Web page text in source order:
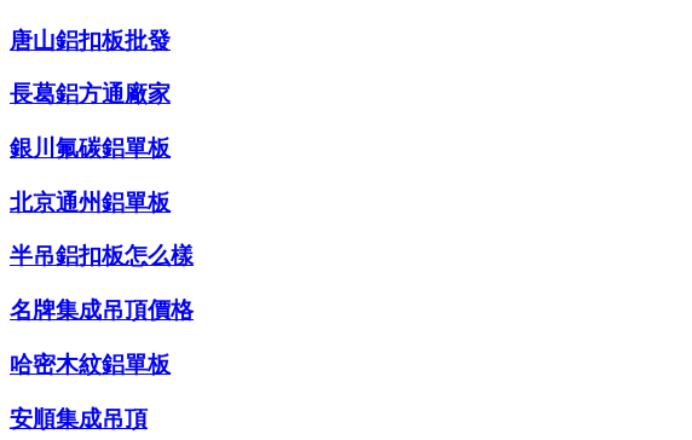
唐山鋁扣板批發
長葛鋁方通廠家
銀川氟碳鋁單板
北京通州鋁單板
半吊鋁扣板怎么樣
名牌集成吊頂價格
哈密木紋鋁單板
安順集成吊頂